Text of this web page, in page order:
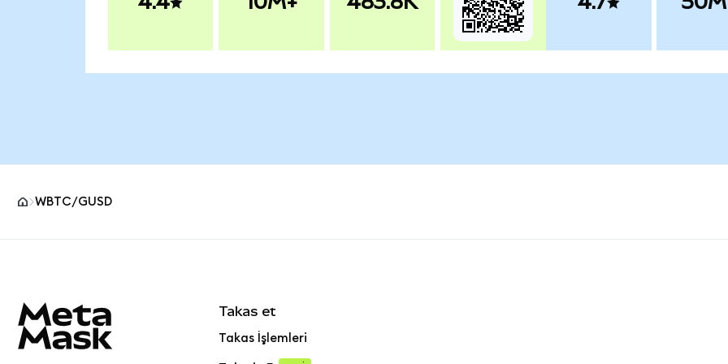
WBTC/GUSD
Takas et
Takas İşlemleri